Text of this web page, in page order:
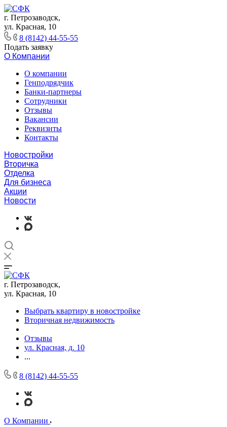
г. Петрозаводск,
ул. Красная, 10
8 (8142) 44-55-55
Подать заявку
О Компании
О компании
Генподрядчик
Банки-партнеры
Сотрудники
Отзывы
Вакансии
Реквизиты
Контакты
Новостройки
Вторичка
Отделка
Для бизнеса
Акции
Новости
г. Петрозаводск,
ул. Красная, 10
Выбрать квартиру в новостройке
Вторичная недвижимость
Отзывы
ул. Красная, д. 10
...
8 (8142) 44-55-55
О Компании